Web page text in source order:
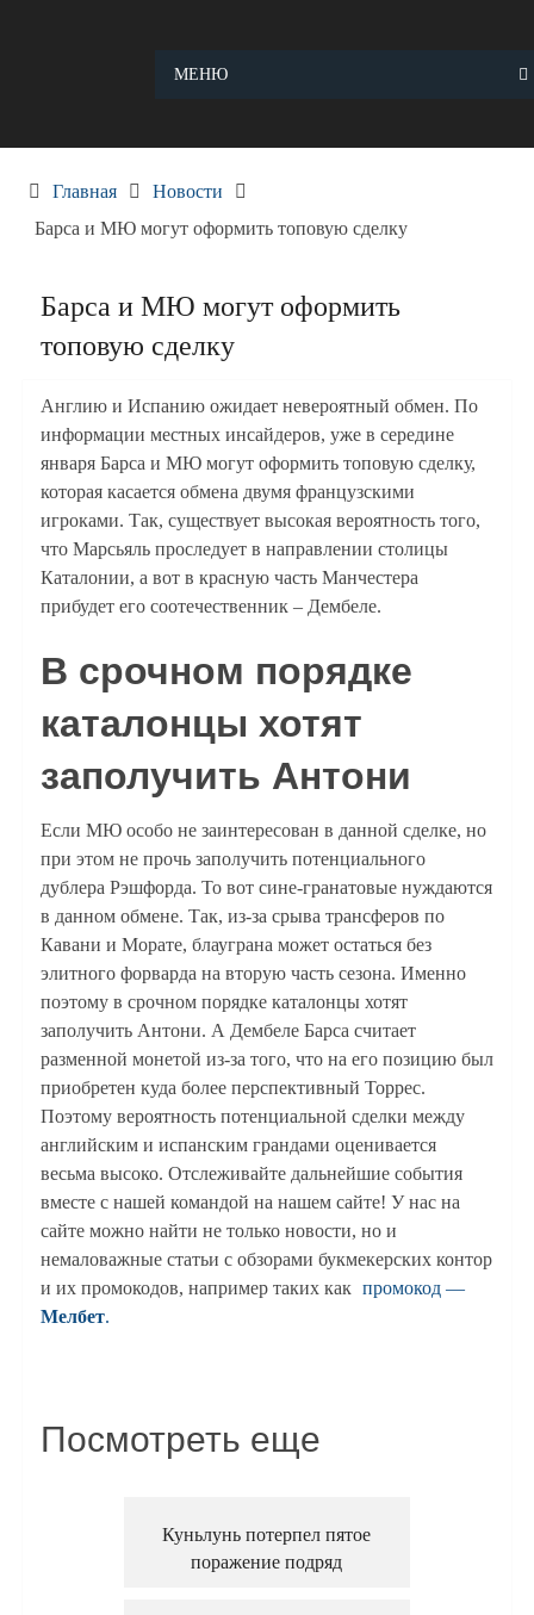
МЕНЮ
Главная
Новости
Барса и МЮ могут оформить топовую сделку
Барса и МЮ могут оформить
топовую сделку
Англию и Испанию ожидает невероятный обмен. По
информации местных инсайдеров, уже в середине
января Барса и МЮ могут оформить топовую сделку,
которая касается обмена двумя французскими
игроками. Так, существует высокая вероятность того,
что Марсьяль проследует в направлении столицы
Каталонии, а вот в красную часть Манчестера
прибудет его соотечественник – Дембеле.
В срочном порядке
каталонцы хотят
заполучить Антони
Если МЮ особо не заинтересован в данной сделке, но
при этом не прочь заполучить потенциального
дублера Рэшфорда. То вот сине-гранатовые нуждаются
в данном обмене. Так, из-за срыва трансферов по
Кавани и Морате, блауграна может остаться без
элитного форварда на вторую часть сезона. Именно
поэтому в срочном порядке каталонцы хотят
заполучить Антони. А Дембеле Барса считает
разменной монетой из-за того, что на его позицию был
приобретен куда более перспективный Торрес.
Поэтому вероятность потенциальной сделки между
английским и испанским грандами оценивается
весьма высоко. Отслеживайте дальнейшие события
вместе с нашей командой на нашем сайте! У нас на
сайте можно найти не только новости, но и
немаловажные статьи с обзорами букмекерских контор
и их промокодов, например таких как промокод —
Мелбет.
Посмотреть еще
Куньлунь потерпел пятое
поражение подряд